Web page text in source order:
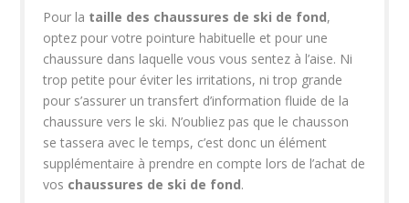
Pour la taille des chaussures de ski de fond,
optez pour votre pointure habituelle et pour une
chaussure dans laquelle vous vous sentez à l’aise. Ni
trop petite pour éviter les irritations, ni trop grande
pour s’assurer un transfert d’information fluide de la
chaussure vers le ski. N’oubliez pas que le chausson
se tassera avec le temps, c’est donc un élément
supplémentaire à prendre en compte lors de l’achat de
vos chaussures de ski de fond.